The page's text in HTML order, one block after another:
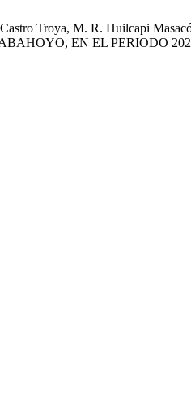
Troya, M. R. Huilcapi
EN EL PERIODO